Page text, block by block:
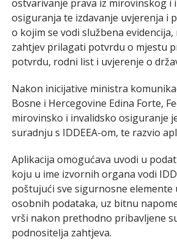
ostvarivanje prava iz mirovinskog i
osiguranja te izdavanje uvjerenja i
o kojim se vodi službena
zahtjev prilagati potvrdu o mjestu
potvrdu, rodni list i uvjerenje o
Nakon inicijative ministra
Bosne i Hercegovine Edina Forte,
mirovinsko i invalidsko osiguranje
suradnju s IDDEEA-om, te razvio
Aplikacija omogućava uvodi u
koju u ime izvornih organa vodi
poštujući sve sigurnosne elemente
osobnih podataka, uz bitnu
vrši nakon prethodno pribavljene
podnositelja zahtjeva.